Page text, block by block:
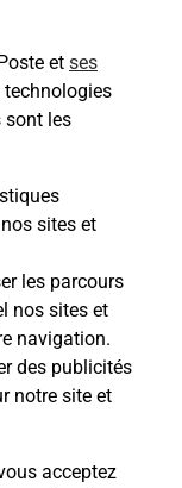
et ses
sont les
sites et
les parcours
nos sites et
navigation.
des publicités
notre site et
acceptez
proche
de
de